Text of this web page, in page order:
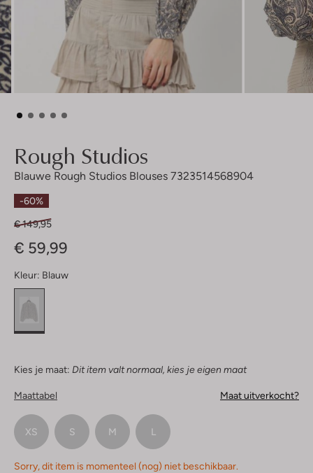
Rough Studios
Blauwe Rough Studios Blouses 7323514568904
-60%
€ 149,95
€ 59,99
Kleur: Blauw
Kies je maat: Dit item valt normaal, kies je eigen maat
Maattabel Maat uitverkocht?
XS S M L
Sorry, dit item is momenteel (nog) niet beschikbaar.